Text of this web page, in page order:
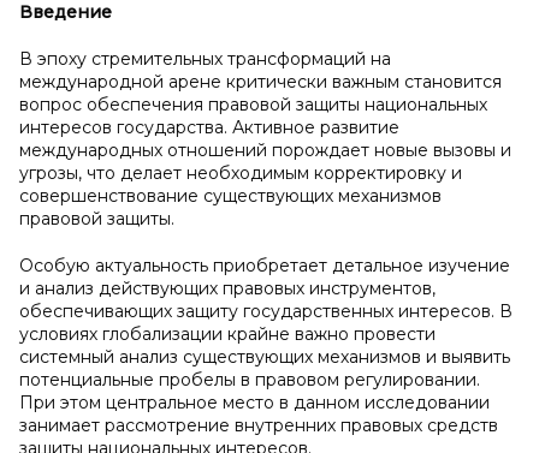
Введение
В эпоху стремительных трансформаций на
международной арене критически важным становится
вопрос обеспечения правовой защиты национальных
интересов государства. Активное развитие
международных отношений порождает новые вызовы и
угрозы, что делает необходимым корректировку и
совершенствование существующих механизмов
правовой защиты.
Особую актуальность приобретает детальное изучение
и анализ действующих правовых инструментов,
обеспечивающих защиту государственных интересов. В
условиях глобализации крайне важно провести
системный анализ существующих механизмов и выявить
потенциальные пробелы в правовом регулировании.
При этом центральное место в данном исследовании
занимает рассмотрение внутренних правовых средств
защиты национальных интересов.